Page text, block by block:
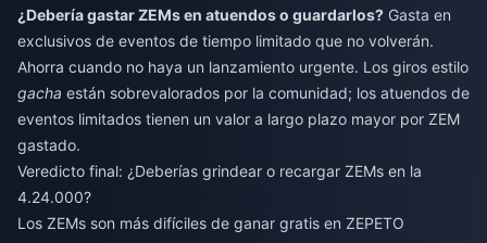
¿Debería gastar ZEMs en atuendos o guardarlos? Gasta en
exclusivos de eventos de tiempo limitado que no volverán.
Ahorra cuando no haya un lanzamiento urgente. Los giros estilo
gacha están sobrevalorados por la comunidad; los atuendos de
eventos limitados tienen un valor a largo plazo mayor por ZEM
gastado.
Veredicto final: ¿Deberías grindear o recargar ZEMs en la
4.24.000?
Los ZEMs son más difíciles de ganar gratis en ZEPETO